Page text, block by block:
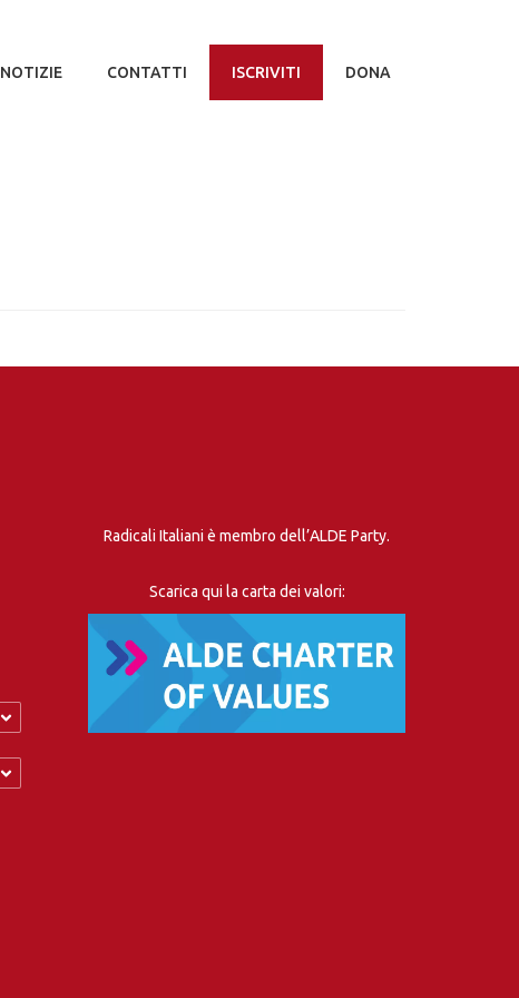
NOTIZIE CONTATTI ISCRIVITI DONA
Radicali Italiani è membro dell’ALDE Party.
Scarica qui la carta dei valori: